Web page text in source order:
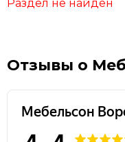
Раздел не найден
Отзывы о